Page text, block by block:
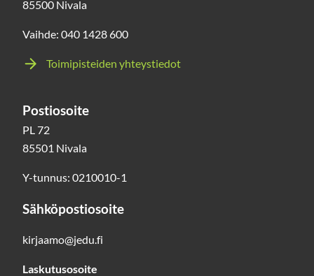
85500 Nivala
Vaihde: 040 1428 600
Toimipisteiden yhteystiedot
Postiosoite
PL 72
85501 Nivala
Y-tunnus: 0210010-1
Sähköpostiosoite
kirjaamo@jedu.fi
Laskutusosoite